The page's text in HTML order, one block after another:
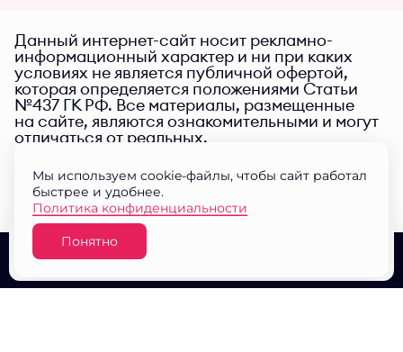
Данный интернет-сайт носит рекламно-
информационный характер и ни при каких
условиях не является публичной офертой,
которая определяется положениями Статьи
№437 ГК РФ. Все материалы, размещенные
на сайте, являются ознакомительными и могут
отличаться от реальных.
О проекте Выбор квартир
Мы используем cookie-файлы, чтобы сайт работал
быстрее и удобнее.
Политика конфиденциальности
Понятно